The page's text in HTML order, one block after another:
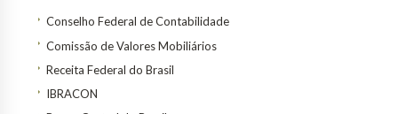
Conselho Federal de Contabilidade
Comissão de Valores Mobiliários
Receita Federal do Brasil
IBRACON